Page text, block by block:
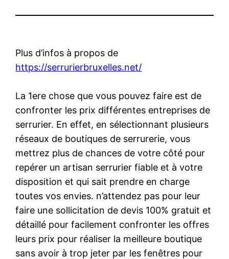
Plus d’infos à propos de
https://serrurierbruxelles.net/
La 1ere chose que vous pouvez faire est de
confronter les prix différentes entreprises de
serrurier. En effet, en sélectionnant plusieurs
réseaux de boutiques de serrurerie, vous
mettrez plus de chances de votre côté pour
repérer un artisan serrurier fiable et à votre
disposition et qui sait prendre en charge
toutes vos envies. n’attendez pas pour leur
faire une sollicitation de devis 100% gratuit et
détaillé pour facilement confronter les offres
leurs prix pour réaliser la meilleure boutique
sans avoir à trop jeter par les fenêtres pour